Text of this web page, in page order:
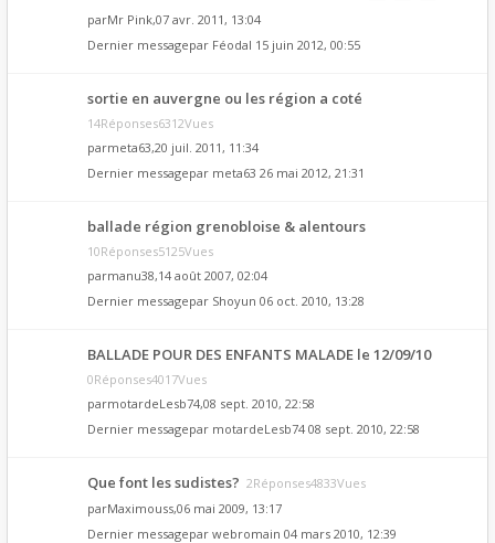
parMr Pink,07 avr. 2011, 13:04
Dernier messagepar Féodal 15 juin 2012, 00:55
sortie en auvergne ou les région a coté
14Réponses6312Vues
parmeta63,20 juil. 2011, 11:34
Dernier messagepar meta63 26 mai 2012, 21:31
ballade région grenobloise & alentours
10Réponses5125Vues
parmanu38,14 août 2007, 02:04
Dernier messagepar Shoyun 06 oct. 2010, 13:28
BALLADE POUR DES ENFANTS MALADE le 12/09/10
0Réponses4017Vues
parmotardeLesb74,08 sept. 2010, 22:58
Dernier messagepar motardeLesb74 08 sept. 2010, 22:58
Que font les sudistes? 2Réponses4833Vues
parMaximouss,06 mai 2009, 13:17
Dernier messagepar webromain 04 mars 2010, 12:39